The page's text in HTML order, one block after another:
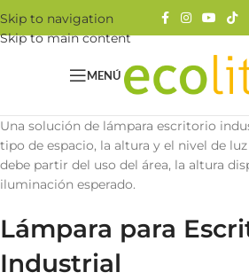
Skip to navigation
Skip to main content
MENÚ
Una solución de lámpara escritorio
tipo de espacio, la altura y el nivel de
debe partir del uso del área, la altura
iluminación esperado.
Lámpara para
Industrial